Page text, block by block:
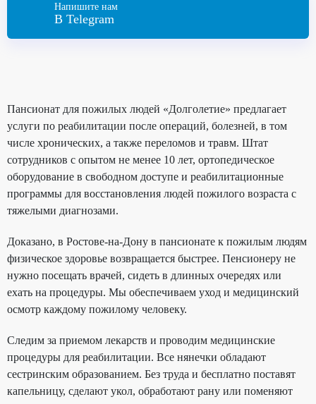
Напишите нам
В Telegram
Пансионат для пожилых людей «Долголетие» предлагает
услуги по реабилитации после операций, болезней, в том
числе хронических, а также переломов и травм. Штат
сотрудников с опытом не менее 10 лет, ортопедическое
оборудование в свободном доступе и реабилитационные
программы для восстановления людей пожилого возраста с
тяжелыми диагнозами.
Доказано, в Ростове-на-Дону в пансионате к пожилым людям
физическое здоровье возвращается быстрее. Пенсионеру не
нужно посещать врачей, сидеть в длинных очередях или
ехать на процедуры. Мы обеспечиваем уход и медицинский
осмотр каждому пожилому человеку.
Следим за приемом лекарств и проводим медицинские
процедуры для реабилитации. Все нянечки обладают
сестринским образованием. Без труда и бесплатно поставят
капельницу, сделают укол, обработают рану или поменяют